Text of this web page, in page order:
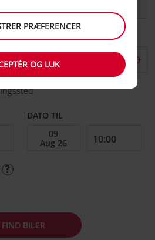
DATO TIL
FIND BILER
PRÆFERENCER
OG LUK